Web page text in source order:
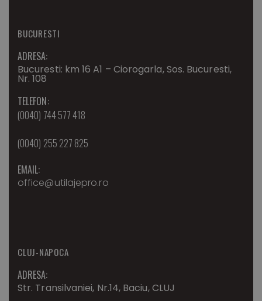
BUCURESTI
ADRESA:
Bucuresti: km 16 A1 – Ciorogarla, Sos. Bucuresti,
Nr. 108
TELEFON:
(0040) 744 577 418
(0040) 255 227 825
EMAIL:
office@utilajepro.ro
CLUJ-NAPOCA
ADRESA:
Str. Transilvaniei, Nr.14, Baciu, CLUJ